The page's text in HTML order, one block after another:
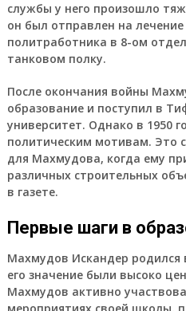
службы у него произошло
он был отправлен на
политработника в 8-ом
танковом полку.
После окончания войны
образование и поступил в
университет. Однако в 1950
политическим мотивам. Это
для Махмудова, когда ему
различных строительных
в газете.
Первые шаги в
Махмудов Искандер родился
его значение были высоко
Махмудов активно